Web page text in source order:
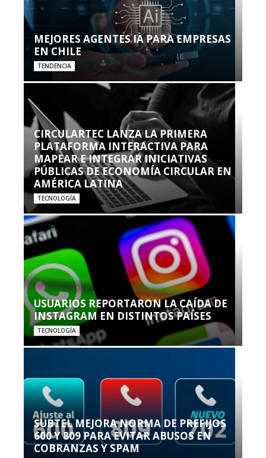
MEJORES AGENTES IA PARA EMPRESAS
EN CHILE
TENDENCIA
CIRCULARTEC LANZA LA PRIMERA
PLATAFORMA INTERACTIVA PARA
MAPEAR E INTEGRAR INICIATIVAS
PÚBLICAS DE ECONOMÍA CIRCULAR EN
AMÉRICA LATINA
TECNOLOGÍA
USUARIOS REPORTARON LA CAÍDA DE
INSTAGRAM EN DISTINTOS PAÍSES
TECNOLOGÍA
SUBTEL MEJORA NORMA DE PREFIJOS
600 Y 809 PARA EVITAR ABUSOS EN
COBRANZAS Y SPAM